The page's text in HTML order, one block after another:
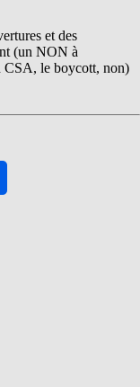
et des
(un NON à
CSA, le boycott, non)